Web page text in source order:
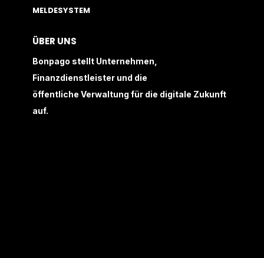
MELDESYSTEM
ÜBER UNS
Bonpago stellt Unternehmen,
Finanzdienstleister und die
öffentliche Verwaltung für die digitale Zukunft
auf.